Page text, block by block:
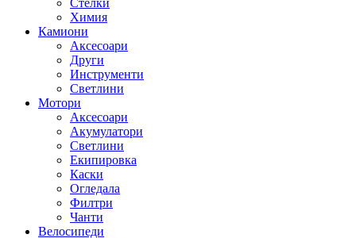
Стелки
Химия
Камиони
Аксесоари
Други
Инструменти
Светлини
Мотори
Аксесоари
Акумулатори
Светлини
Екипировка
Каски
Огледала
Филтри
Чанти
Велосипеди